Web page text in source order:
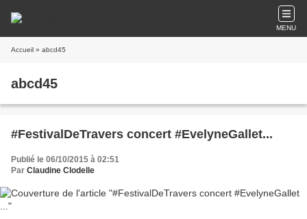
MENU
Accueil » abcd45
abcd45
#FestivalDeTravers​ concert #EvelyneGallet​...
Publié le 06/10/2015 à 02:51
Par Claudine Clodelle